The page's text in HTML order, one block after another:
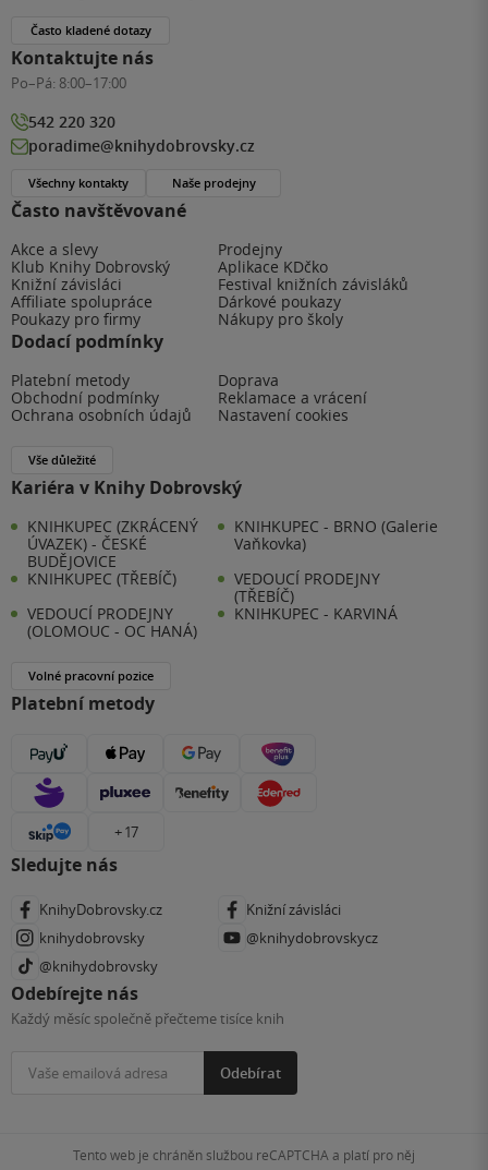
Často navštěvované
Akce a slevy
Prodejny
Klub Knihy Dobrovský
Aplikace KDčko
Knižní závisláci
Festival knižních závisláků
Affiliate spolupráce
Dárkové poukazy
Poukazy pro firmy
Nákupy pro školy
Dodací podmínky
Platební metody
Doprava
Obchodní podmínky
Reklamace a vrácení
Ochrana osobních údajů
Nastavení cookies
Vše důležité
Kariéra v Knihy Dobrovský
KNIHKUPEC (ZKRÁCENÝ
ÚVAZEK) - ČESKÉ
BUDĚJOVICE
KNIHKUPEC - BRNO (Galerie
Vaňkovka)
KNIHKUPEC (TŘEBÍČ)
VEDOUCÍ PRODEJNY
(TŘEBÍČ)
VEDOUCÍ PRODEJNY
(OLOMOUC - OC HANÁ)
KNIHKUPEC - KARVINÁ
Volné pracovní pozice
Platební metody
+ 17
Sledujte nás
KnihyDobrovsky.cz
Knižní závisláci
knihydobrovsky
@knihydobrovskycz
@knihydobrovsky
Odebírejte nás
Každý měsíc společně přečteme tisíce knih
Odebírat
Často kladené dotazy
Kontaktujte nás
Po–Pá: 8:00–17:00
542 220 320
poradime@knihydobrovsky.cz
Všechny kontakty Naše prodejny
Tento web je chráněn službou reCAPTCHA a platí pro něj